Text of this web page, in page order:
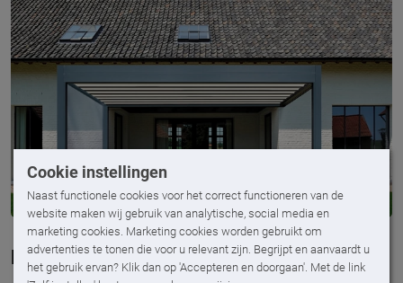
Cookie instellingen
Naast functionele cookies voor het correct functioneren van de
website maken wij gebruik van analytische, social media en
marketing cookies. Marketing cookies worden gebruikt om
advertenties te tonen die voor u relevant zijn. Begrijpt en aanvaardt u
het gebruik ervan? Klik dan op 'Accepteren en doorgaan'. Met de link
Kies voor kwaliteit